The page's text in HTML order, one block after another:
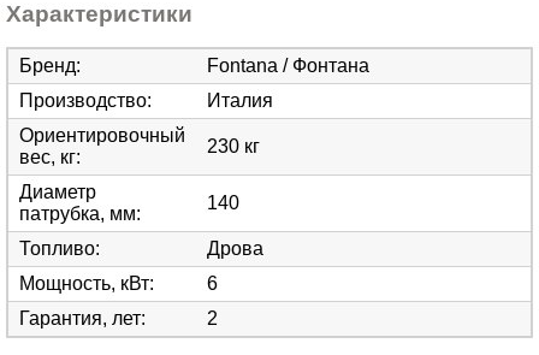
Характеристики
Бренд:
Fontana / Фонтана
Производство:
Италия
Ориентировочный
вес, кг:
230 кг
Диаметр
патрубка, мм:
140
Топливо:
Дрова
Мощность, кВт:
6
Гарантия, лет: 2